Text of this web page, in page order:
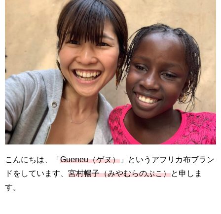
こんにちは、「Gueneu（ゲヌ） 」というアフリカ布ブラン
ドをしています、 宮村暢子（みやむらのぶこ）と申しま
す。